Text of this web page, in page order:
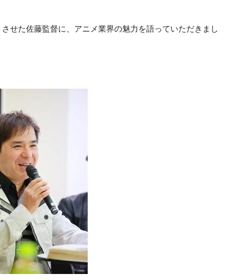
せた佐藤監督に、アニメ業界の魅力を語っていただきまし